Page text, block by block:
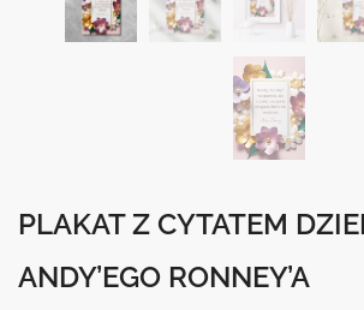
PLAKAT Z CYTATEM
ANDY’EGO RONNEY’A